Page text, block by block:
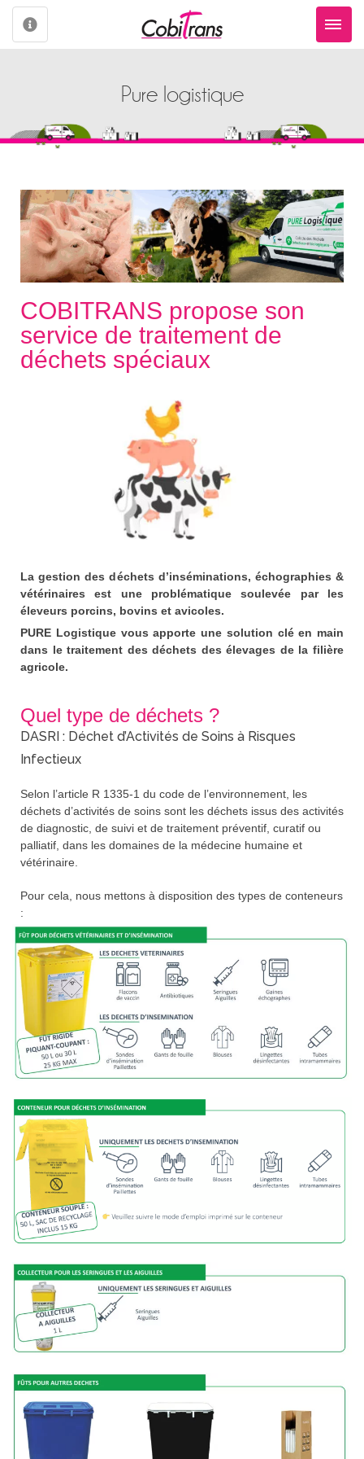
Pure logistique
COBITRANS propose son
service de traitement de
déchets spéciaux
La gestion des déchets d’inséminations, échographies &
vétérinaires est une problématique soulevée par les
éleveurs porcins, bovins et avicoles.
PURE Logistique vous apporte une solution clé en main
dans le traitement des déchets des élevages de la filière
agricole.
Quel type de déchets ?
DASRI : Déchet d’Activités de Soins à Risques
Infectieux
Selon l’article R 1335-1 du code de l’environnement, les
déchets d’activités de soins sont les déchets issus des activités
de diagnostic, de suivi et de traitement préventif, curatif ou
palliatif, dans les domaines de la médecine humaine et
vétérinaire.
Pour cela, nous mettons à disposition des types de conteneurs
: